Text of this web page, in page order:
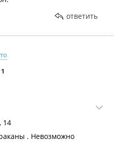
ответить
1
14
. Невозможно